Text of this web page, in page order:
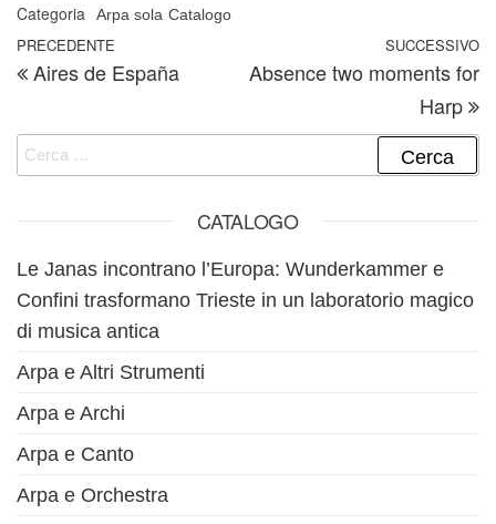
Categoria Arpa sola Catalogo
Navigazione articoli
Articolo precedente
PRECEDENTE
Aires de España
SUCCESSIVO
Absence two moments for
Harp
Ricerca per:
CATALOGO
Le Janas incontrano l’Europa: Wunderkammer e
Confini trasformano Trieste in un laboratorio magico
di musica antica
Arpa e Altri Strumenti
Arpa e Archi
Arpa e Canto
Arpa e Orchestra